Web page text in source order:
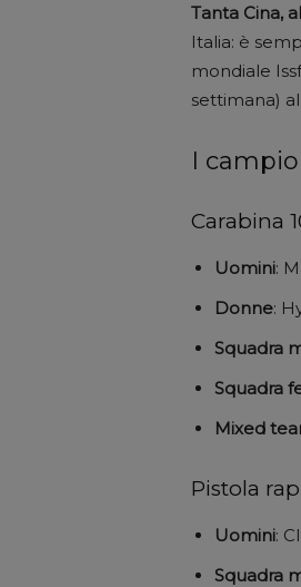
Tanta Cina,
Italia: è
mondiale
settimana)
I
Carabina
Uomini:
Donne:
Squadra
Squadra
Mixed
Pistola
Uomini:
Squadra